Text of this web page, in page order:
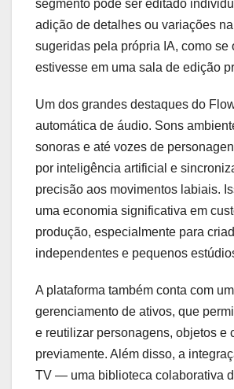
segmento pode ser editado
adição de detalhes ou variações
sugeridas pela própria IA, como se
estivesse em uma sala de edição
Um dos grandes destaques do
automática de áudio. Sons
sonoras e até vozes de
por inteligência artificial e
precisão aos movimentos labiais.
uma economia significativa em
produção, especialmente para
independentes e pequenos
A plataforma também conta com
gerenciamento de ativos, que
e reutilizar personagens, objetos e
previamente. Além disso, a
TV — uma biblioteca colaborativa